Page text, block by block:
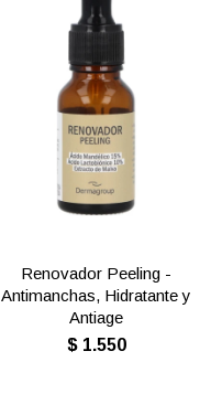
Renovador Peeling -
Antimanchas, Hidratante y
Antiage
$ 1.550